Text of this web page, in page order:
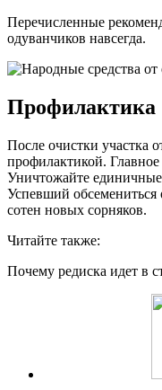
Перечисленные
одуванчиков навсегда.
Профилактика
После очистки участка
профилактикой. Главное
Уничтожайте единичные
Успевший обсемениться
сотен новых сорняков.
Читайте также:
Почему редиска идет в